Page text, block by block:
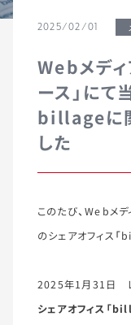
2025/02/01
Webメディ
ース」にて
billageに
した
このたび、Webメデ
のシェアオフィス
2025年1月31日 レ
シェアオフィス「